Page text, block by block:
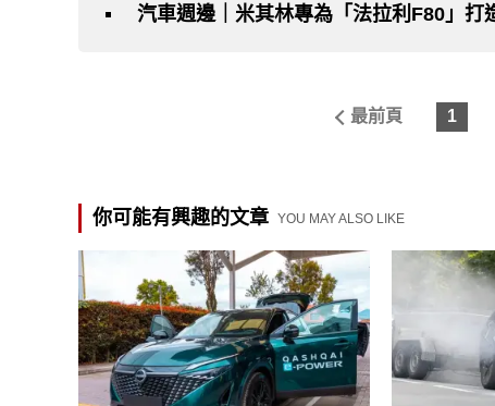
最前頁 1
你可能有興趣的文章 YOU MAY ALSO LIKE